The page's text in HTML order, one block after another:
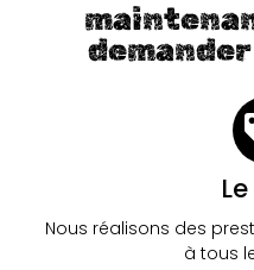
Nous réalisons des
à tous